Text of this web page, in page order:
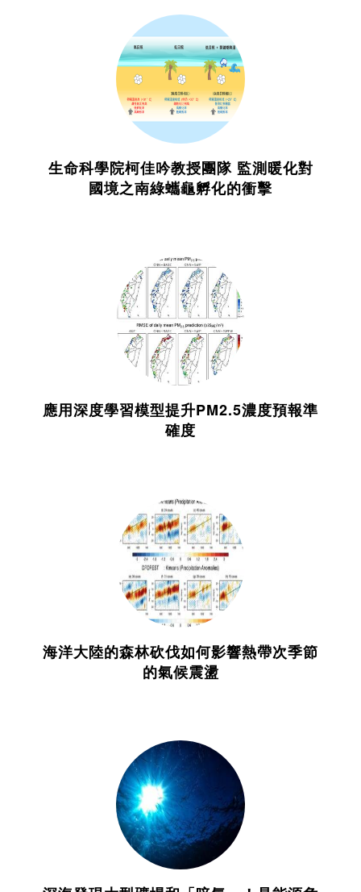
生命科學院柯佳吟教授團隊 監測暖化對
國境之南綠蠵龜孵化的衝擊
應用深度學習模型提升PM2.5濃度預報準
確度
海洋大陸的森林砍伐如何影響熱帶次季節
的氣候震盪